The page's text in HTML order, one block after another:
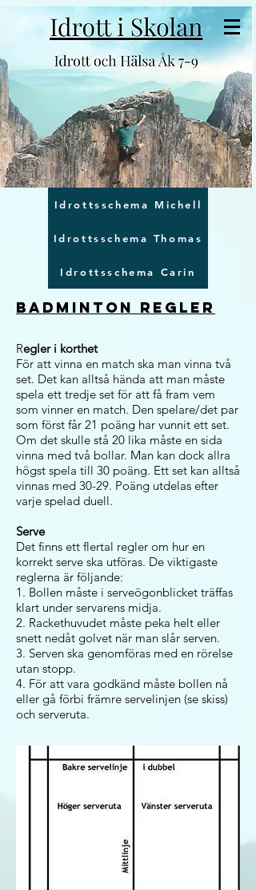
Idrottsschema Michell
Idrottsschema Thomas
Idrottsschema Carin
Badminton regler
Regler i korthet
För att vinna en match ska man vinna två
set. Det kan alltså hända att man måste
spela ett tredje set för att få fram vem
som vinner en match. Den spelare/det par
som först får 21 poäng har vunnit ett set.
Om det skulle stå 20 lika måste en sida
vinna med två bollar. Man kan dock allra
högst spela till 30 poäng. Ett set kan alltså
vinnas med 30-29. Poäng utdelas efter
varje spelad duell.
Serve
Det finns ett flertal regler om hur en
korrekt serve ska utföras. De viktigaste
reglerna är följande:
1. Bollen måste i serveögonblicket träffas
klart under servarens midja.
2. Rackethuvudet måste peka helt eller
snett nedåt golvet när man slår serven.
3. Serven ska genomföras med en rörelse
utan stopp.
4. För att vara godkänd måste bollen nå
eller gå förbi främre servelinjen (se skiss)
och serveruta.